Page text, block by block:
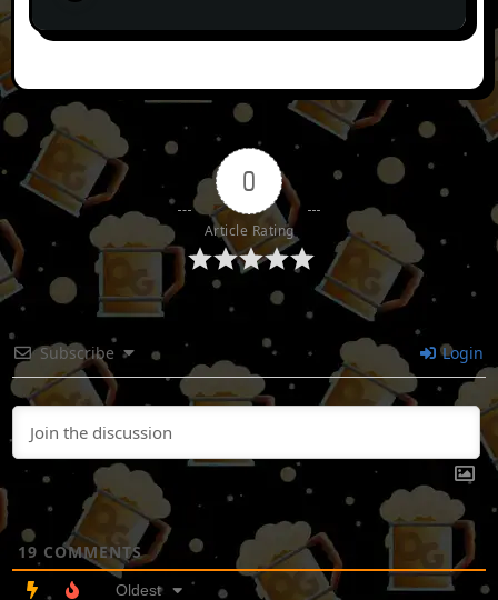
0
Article Rating
Subscribe Login
19 COMMENTS
Oldest